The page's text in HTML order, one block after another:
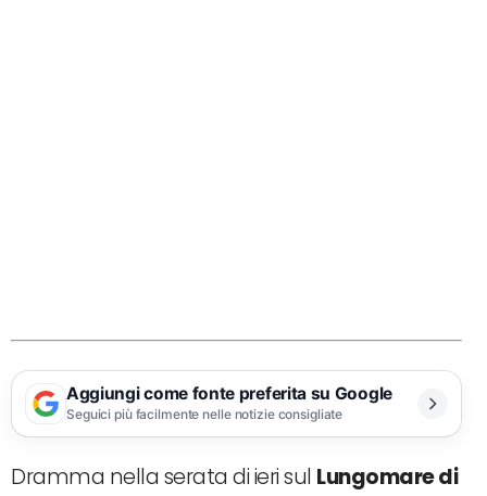
Aggiungi come fonte preferita su Google
Seguici più facilmente nelle notizie consigliate
Dramma nella serata di ieri sul Lungomare di